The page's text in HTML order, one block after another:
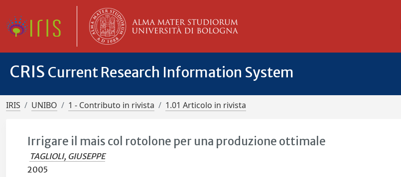
CRIS Current Research Information System
IRIS UNIBO 1 - Contributo in rivista 1.01 Articolo in rivista
Irrigare il mais col rotolone per una produzione ottimale
TAGLIOLI, GIUSEPPE
2005